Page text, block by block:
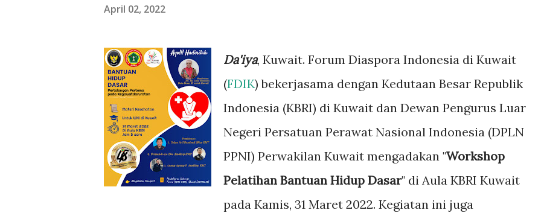
April 02, 2022
Da'iya, Kuwait. Forum Diaspora Indonesia di Kuwait
(FDIK) bekerjasama dengan Kedutaan Besar Republik
Indonesia (KBRI) di Kuwait dan Dewan Pengurus Luar
Negeri Persatuan Perawat Nasional Indonesia (DPLN
PPNI) Perwakilan Kuwait mengadakan "Workshop
Pelatihan Bantuan Hidup Dasar" di Aula KBRI Kuwait
pada Kamis, 31 Maret 2022. Kegiatan ini juga